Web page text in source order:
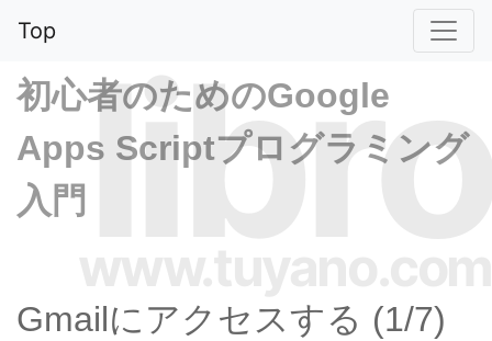
Top
libro
初心者のためのGoogle
Apps Scriptプログラミング
入門
Gmailにアクセスする (1/7)